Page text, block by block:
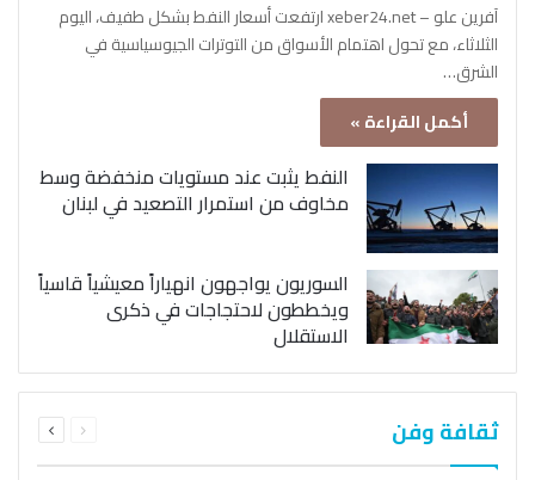
آفرين علو – xeber24.net ارتفعت أسعار النفط بشكل طفيف، اليوم
الثلاثاء، مع تحول اهتمام الأسواق من التوترات الجيوسياسية في
الشرق…
أكمل القراءة »
النفط يثبت عند مستويات منخفضة وسط
مخاوف من استمرار التصعيد في لبنان
السوريون يواجهون انهياراً معيشياً قاسياً
ويخططون لاحتجاجات في ذكرى
الاستقلال
ثقافة وفن الصفحةالصفحة